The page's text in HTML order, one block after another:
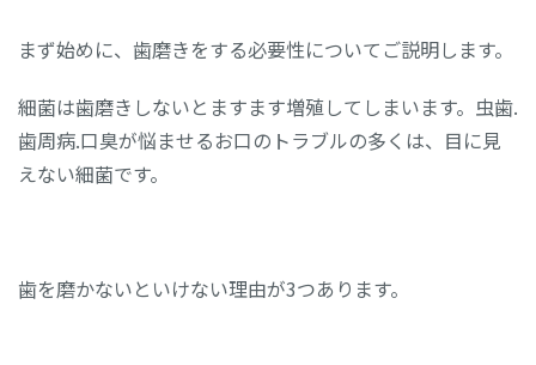
まず始めに、歯磨きをする必要性についてご説明します。
細菌は歯磨きしないとますます増殖してしまいます。虫歯.
歯周病.口臭が悩ませるお口のトラブルの多くは、目に見
えない細菌です。
歯を磨かないといけない理由が3つあります。